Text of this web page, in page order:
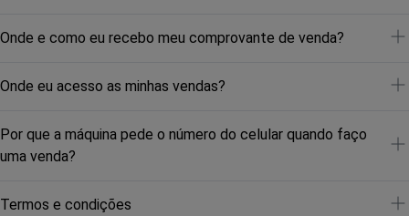
Onde e como eu recebo meu comprovante de venda?
Você receberá o comprovante de venda no seu e-mail cadastrado
Onde eu acesso as minhas vendas?
Você pode usar o aplicativo Getnet Brasil para gerenciar suas
vendas ou acessar o
Por que a máquina pede o número do celular quando faço
uma venda?
A máquina pede o número de celular para enviar as informações
Termos e condições